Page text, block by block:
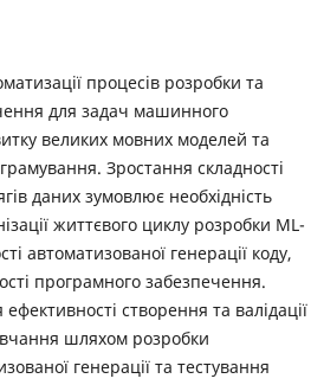
процесів розробки та
для задач машинного
великих мовних моделей та
Зростання складності
даних зумовлює необхідність
життєвого циклу розробки ML-
автоматизованої генерації коду,
програмного забезпечення.
створення та валідації
шляхом розробки
генерації та тестування